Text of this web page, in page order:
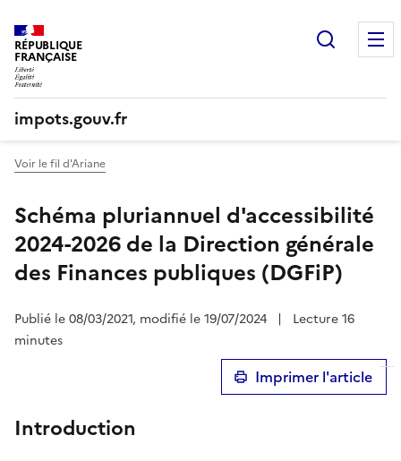
RÉPUBLIQUE
FRANÇAISE
impots.gouv.fr
Voir le fil d'Ariane
Schéma pluriannuel d'accessibilité
2024-2026 de la Direction générale
des Finances publiques (DGFiP)
Publié le 08/03/2021, modifié le 19/07/2024 |
Lecture 16
minutes
Imprimer l'article
Introduction